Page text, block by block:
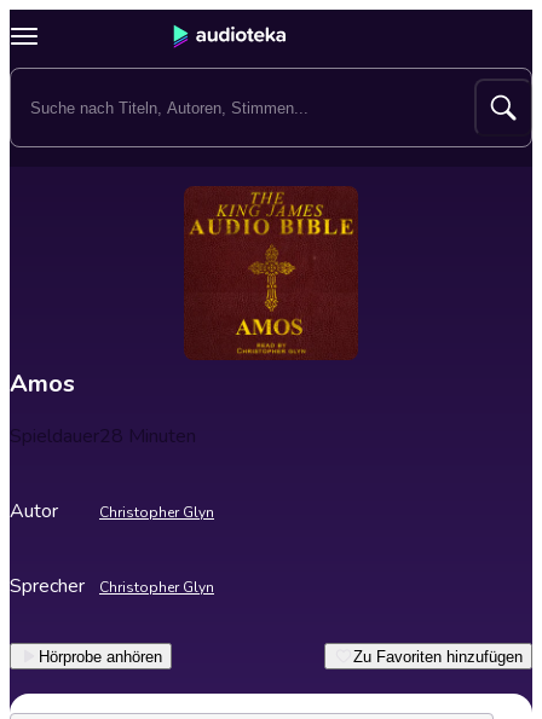
Amos
Spieldauer28 Minuten
Autor Christopher Glyn
Sprecher Christopher Glyn
Hörprobe anhören Zu Favoriten hinzufügen